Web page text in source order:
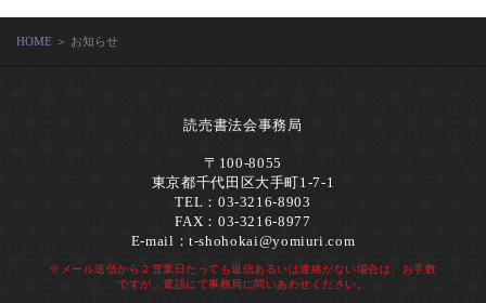
HOME ＞ お知らせ
読売書法会事務局
〒100-8055
東京都千代田区大手町1-7-1
TEL：03-3216-8903
FAX：03-3216-8977
E-mail：t-shohokai@yomiuri.com
※メール送信から２営業日たっても返信あるいは連絡がない場合は、お手数
ですが、電話にて事務局に問いあわせください。